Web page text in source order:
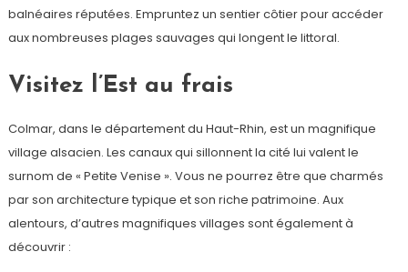
balnéaires réputées. Empruntez un sentier côtier pour accéder
aux nombreuses plages sauvages qui longent le littoral.
Visitez l’Est au frais
Colmar, dans le département du Haut-Rhin, est un magnifique
village alsacien. Les canaux qui sillonnent la cité lui valent le
surnom de « Petite Venise ». Vous ne pourrez être que charmés
par son architecture typique et son riche patrimoine. Aux
alentours, d’autres magnifiques villages sont également à
découvrir :